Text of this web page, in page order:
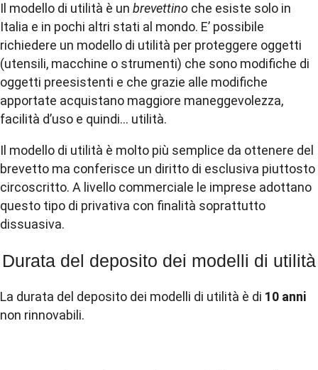
Il modello di utilità è un brevettino che esiste solo in
Italia e in pochi altri stati al mondo. E’ possibile
richiedere un modello di utilità per proteggere oggetti
(utensili, macchine o strumenti) che sono modifiche di
oggetti preesistenti e che grazie alle modifiche
apportate acquistano maggiore maneggevolezza,
facilità d’uso e quindi… utilità.
Il modello di utilità è molto più semplice da ottenere del
brevetto ma conferisce un diritto di esclusiva piuttosto
circoscritto. A livello commerciale le imprese adottano
questo tipo di privativa con finalità soprattutto
dissuasiva.
Durata del deposito dei modelli di utilità
La durata del deposito dei modelli di utilità è di 10 anni
non rinnovabili.